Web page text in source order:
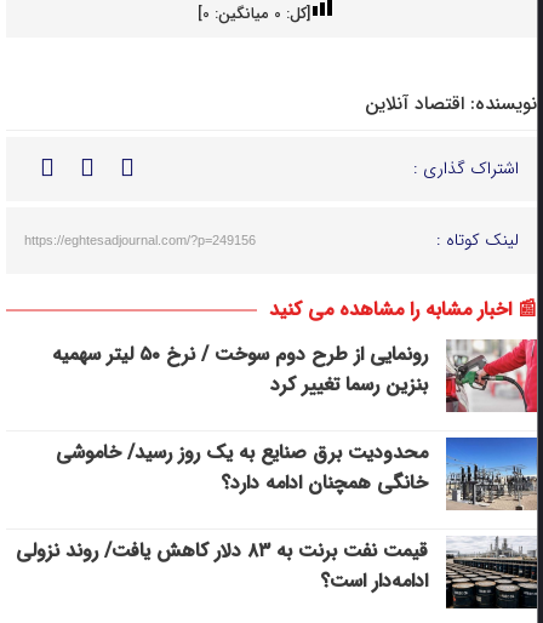
[کل: 0میانگین: 0
]
نویسنده: اقتصاد آنلاین
اشتراک گذاری :
لینک کوتاه : https://eghtesadjournal.com/?p=249156
📰 اخبار مشابه را مشاهده می کنید
رونمایی از طرح دوم سوخت / نرخ ۵۰ لیتر سهمیه
بنزین رسما تغییر کرد
محدودیت برق صنایع به یک روز رسید/ خاموشی
خانگی همچنان ادامه دارد؟
قیمت نفت برنت به ۸۳ دلار کاهش یافت/ روند نزولی
ادامه‌دار است؟